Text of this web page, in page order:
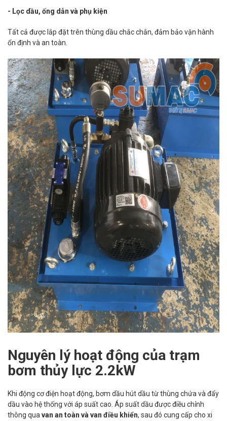
- Lọc dầu, ống dẫn và phụ kiện
Tất cả được lắp đặt trên thùng dầu chắc chắn, đảm bảo vận hành
ổn định và an toàn.
Nguyên lý hoạt động của trạm
bơm thủy lực 2.2kW
Khi động cơ điện hoạt động, bơm dầu hút dầu từ thùng chứa và đẩy
dầu vào hệ thống với áp suất cao. Áp suất dầu được điều chỉnh
thông qua van an toàn và van điều khiển, sau đó cung cấp cho xi